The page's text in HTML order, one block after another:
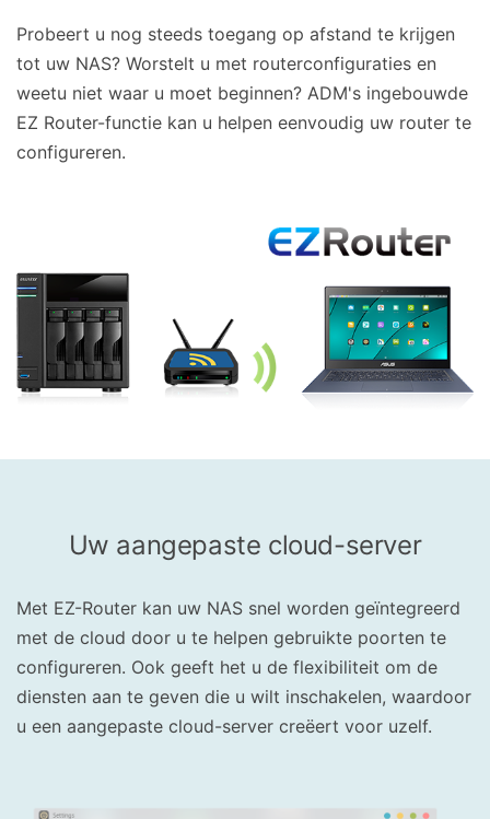
Probeert u nog steeds toegang op afstand te krijgen
tot uw NAS? Worstelt u met routerconfiguraties en
weetu niet waar u moet beginnen? ADM's ingebouwde
EZ Router-functie kan u helpen eenvoudig uw router te
configureren.
Uw aangepaste cloud-server
Met EZ-Router kan uw NAS snel worden geïntegreerd
met de cloud door u te helpen gebruikte poorten te
configureren. Ook geeft het u de flexibiliteit om de
diensten aan te geven die u wilt inschakelen, waardoor
u een aangepaste cloud-server creëert voor uzelf.